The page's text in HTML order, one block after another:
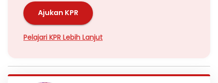
Ajukan KPR
Pelajari KPR Lebih Lanjut